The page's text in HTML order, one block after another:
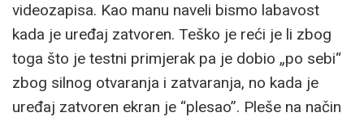
videozapisa. Kao manu naveli bismo labavost
kada je uređaj zatvoren. Teško je reći je li zbog
toga što je testni primjerak pa je dobio „po sebi“
zbog silnog otvaranja i zatvaranja, no kada je
uređaj zatvoren ekran je “plesao”. Pleše na način